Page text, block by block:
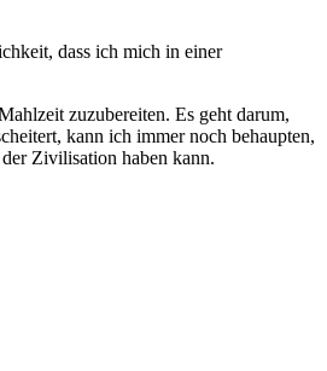
dass ich mich in einer
zuzubereiten. Es geht darum,
kann ich immer noch behaupten,
Zivilisation haben kann.